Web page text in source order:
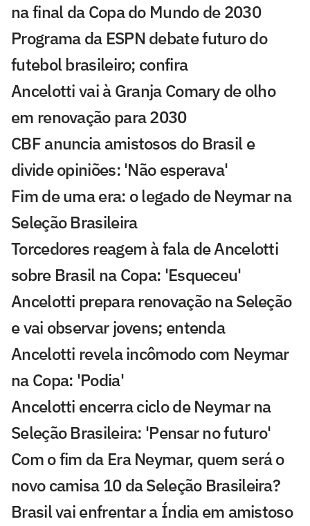
na final da Copa do Mundo de 2030
Programa da ESPN debate futuro do
futebol brasileiro; confira
Ancelotti vai à Granja Comary de olho
em renovação para 2030
CBF anuncia amistosos do Brasil e
divide opiniões: 'Não esperava'
Fim de uma era: o legado de Neymar na
Seleção Brasileira
Torcedores reagem à fala de Ancelotti
sobre Brasil na Copa: 'Esqueceu'
Ancelotti prepara renovação na Seleção
e vai observar jovens; entenda
Ancelotti revela incômodo com Neymar
na Copa: 'Podia'
Ancelotti encerra ciclo de Neymar na
Seleção Brasileira: 'Pensar no futuro'
Com o fim da Era Neymar, quem será o
novo camisa 10 da Seleção Brasileira?
Brasil vai enfrentar a Índia em amistoso